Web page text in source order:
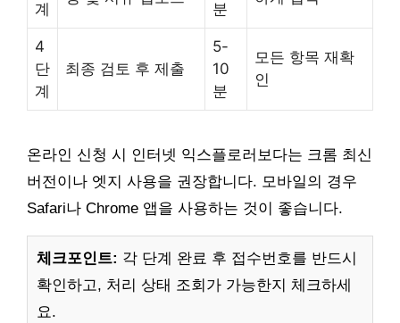
계 분
4
단
계
최종 검토 후 제출
5-
10
분
모든 항목 재확
인
온라인 신청 시 인터넷 익스플로러보다는 크롬 최신
버전이나 엣지 사용을 권장합니다. 모바일의 경우
Safari나 Chrome 앱을 사용하는 것이 좋습니다.
체크포인트: 각 단계 완료 후 접수번호를 반드시
확인하고, 처리 상태 조회가 가능한지 체크하세
요.